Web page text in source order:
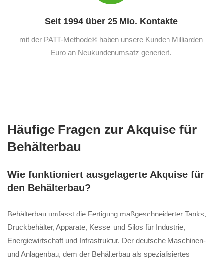
Seit 1994 über 25 Mio. Kontakte
mit der PATT-Methode® haben unsere Kunden Milliarden
Euro an Neukundenumsatz generiert.
Häufige Fragen zur Akquise für
Behälterbau
Wie funktioniert ausgelagerte Akquise für
den Behälterbau?
Behälterbau umfasst die Fertigung maßgeschneiderter Tanks,
Druckbehälter, Apparate, Kessel und Silos für Industrie,
Energiewirtschaft und Infrastruktur. Der deutsche Maschinen-
und Anlagenbau, dem der Behälterbau als spezialisiertes